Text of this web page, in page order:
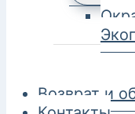
Возврат и